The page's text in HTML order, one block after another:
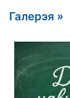
Галерэя »